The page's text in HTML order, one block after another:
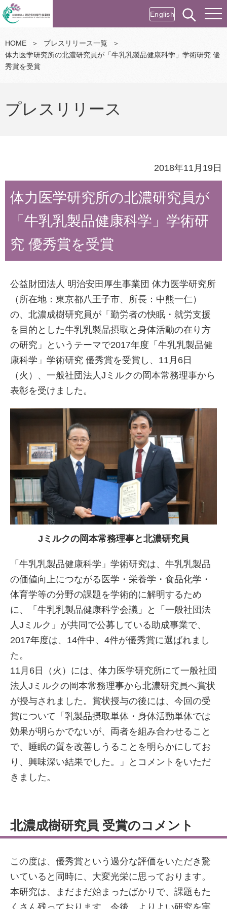
English
HOME ＞ プレスリリース一覧
＞
体力医学研究所の北濃研究員が「牛乳乳製品健康科学」学術研究 優
秀賞を受賞
プレスリリース
2018年11月19日
体力医学研究所の北濃研究員が
「牛乳乳製品健康科学」学術研
究 優秀賞を受賞
公益財団法人 明治安田厚生事業団 体力医学研究所
（所在地：東京都八王子市、所長：中熊一仁）
の、北濃成樹研究員が「勤労者の快眠・就労支援
を目的とした牛乳乳製品摂取と身体活動の在り方
の研究」というテーマで2017年度「牛乳乳製品健
康科学」学術研究 優秀賞を受賞し、11月6日
（火）、一般社団法人Jミルクの岡本常務理事から
表彰を受けました。
Jミルクの岡本常務理事と北濃研究員
「牛乳乳製品健康科学」学術研究は、牛乳乳製品
の価値向上につながる医学・栄養学・食品化学・
体育学等の分野の課題を学術的に解明するため
に、「牛乳乳製品健康科学会議」と「一般社団法
人Jミルク」が共同で公募している助成事業で、
2017年度は、14件中、4件が優秀賞に選ばれまし
た。
11月6日（火）には、体力医学研究所にて一般社団
法人Jミルクの岡本常務理事から北濃研究員へ賞状
が授与されました。賞状授与の後には、今回の受
賞について「乳製品摂取単体・身体活動単体では
効果が明らかでないが、両者を組み合わせること
で、睡眠の質を改善しうることを明らかにしてお
り、興味深い結果でした。」とコメントをいただ
きました。
北濃成樹研究員 受賞のコメント
この度は、優秀賞という過分な評価をいただき驚
いていると同時に、大変光栄に思っております。
本研究は、まだまだ始まったばかりで、課題もた